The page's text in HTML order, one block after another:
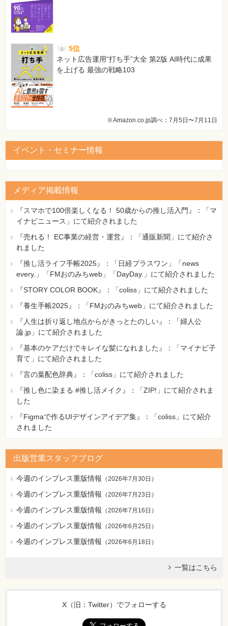
5位
ネット広告運用“打ち手”大全 第2版 AI時代に成果
を上げる 最強の戦略103
※Amazon.co.jp調べ：7月5日〜7月11日
イベント・セミナー情報
メディア掲載情報
『スマホで100倍楽しくなる！ 50歳からの推し活入門』：「マ
イナビニュース」にて紹介されました
『売れる！ EC事業の経営・運営』：「通販新聞」にて紹介さ
れました
『推し活ライフ手帳2025』：「日経プラスワン」「news
every.」「FMおのみちweb」「DayDay.」にて紹介されました
『STORY COLOR BOOK』：「coliss」にて紹介されました
『養生手帳2025』：「FMおのみちweb」にて紹介されました
『人生は折り返し地点からがきっとたのしい』：「婦人公
論.jp」にて紹介されました
『基本のケアだけでキレイな髪になれました』：「マイナビ子
育て」にて紹介されました
『言の葉配色辞典』：「coliss」にて紹介されました
『推し色に染まる #推し活メイク』：「ZIP!」にて紹介されま
した
『Figmaで作るUIデザインアイデア集』：「coliss」にて紹介
されました
出版営業スタッフブログ
今週のインプレス重版情報 （2026年7月30日 ）
今週のインプレス重版情報 （2026年7月23日 ）
今週のインプレス重版情報 （2026年7月16日 ）
今週のインプレス重版情報 （2026年6月25日 ）
今週のインプレス重版情報 （2026年6月18日 ）
一覧はこちら
X（旧：Twitter）でフォローする